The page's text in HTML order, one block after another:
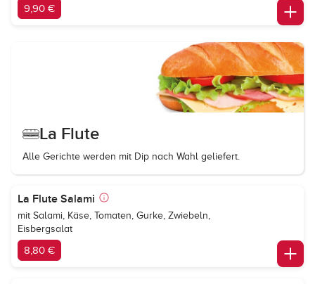
9,90 €
La Flute
Alle Gerichte werden mit Dip nach Wahl geliefert.
La Flute Salami
mit Salami, Käse, Tomaten, Gurke, Zwiebeln,
Eisbergsalat
8,80 €